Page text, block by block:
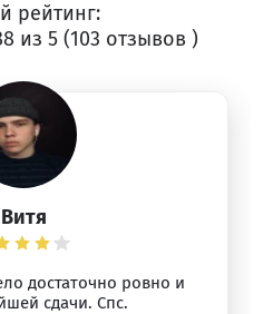
рейтинг:
из 5 (103 отзывов )
Витя
достаточно ровно и
сдачи. Спс.